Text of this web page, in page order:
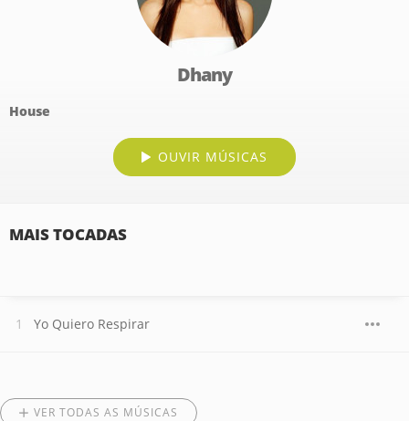
Dhany
House
OUVIR MÚSICAS
MAIS TOCADAS
Yo Quiero Respirar
VER TODAS AS MÚSICAS